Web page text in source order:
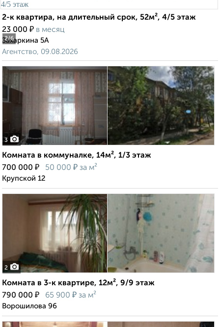
2/6
2-к квартира, на длительный срок, 52м², 4/5 этаж
23 000 ₽ в месяц
Захаркина 5А
Агентство, 09.08.2026
3
Комната в коммуналке, 14м², 1/3 этаж
700 000 ₽ 50 000 ₽ за м²
Крупской 12
2
Комната в 3-к квартире, 12м², 9/9 этаж
790 000 ₽ 65 900 ₽ за м²
Ворошилова 96